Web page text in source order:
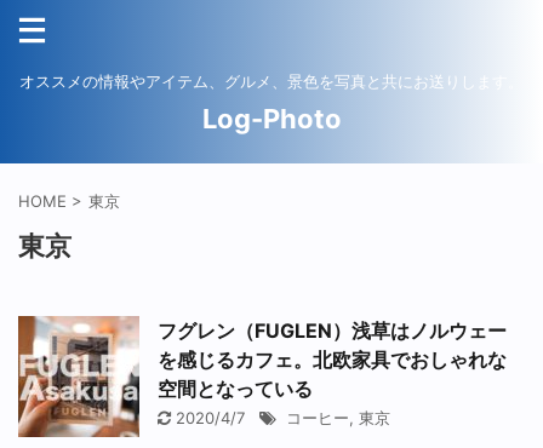
オススメの情報やアイテム、グルメ、景色を写真と共にお送りします。
Log-Photo
HOME > 東京
東京
フグレン（FUGLEN）浅草はノルウェー
を感じるカフェ。北欧家具でおしゃれな
空間となっている
2020/4/7 コーヒー, 東京